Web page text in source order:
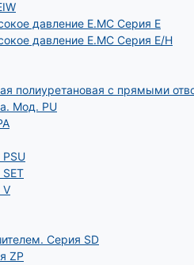
давление E.MC Серия E
давление E.MC Серия E/H
полиуретановая с прямыми
Мод. РU
V
Серия SD
ZP